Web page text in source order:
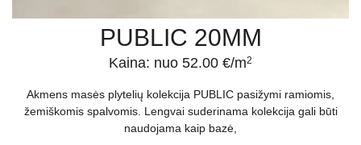
PUBLIC 20MM
Kaina: nuo 52.00 €/m2
Akmens masės plytelių kolekcija PUBLIC pasižymi ramiomis,
žemiškomis spalvomis. Lengvai suderinama kolekcija gali būti
naudojama kaip bazė,